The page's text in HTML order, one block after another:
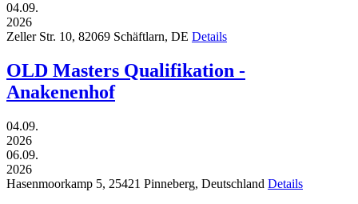
04.09.
2026
Zeller Str. 10, 82069 Schäftlarn, DE Details
OLD Masters Qualifikation -
Anakenenhof
04.09.
2026
06.09.
2026
Hasenmoorkamp 5, 25421 Pinneberg, Deutschland Details